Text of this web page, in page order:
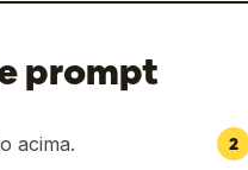
detalhado,
estudo de caso
prompt
acima. 2